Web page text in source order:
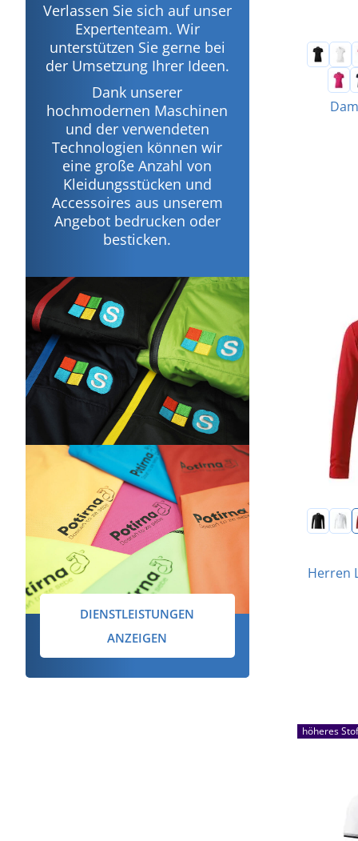
Verlassen Sie sich auf unser
Expertenteam. Wir
unterstützen Sie gerne bei
der Umsetzung Ihrer Ideen.
Dank unserer
hochmodernen Maschinen
und der verwendeten
Technologien können wir
eine große Anzahl von
Kleidungsstücken und
Accessoires aus unserem
Angebot bedrucken oder
besticken.
DIENSTLEISTUNGEN
ANZEIGEN
Herren
höheres